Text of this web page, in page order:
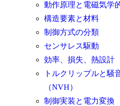
動作原理と電磁気学
構造要素と材料
制御方式の分類
センサレス駆動
効率、損失、熱設計
トルクリップルと騒
（NVH）
制御実装と電力変換